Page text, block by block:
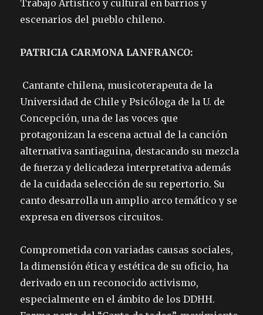
Trabajo Artístico y cultural en barrios y
escenarios del pueblo chileno.
PATRICIA CARMONA LANFRANCO:
Cantante chilena, musicoterapeuta de la
Universidad de Chile y Psicóloga de la U. de
Concepción, una de las voces que
protagonizan la escena actual de la canción
alternativa santiaguina, destacando su mezcla
de fuerza y delicadeza interpretativa además
de la cuidada selección de su repertorio. Su
canto desarrolla un amplio arco temático y se
expresa en diversos circuitos.
Comprometida con variadas causas sociales,
la dimensión ética y estética de su oficio, ha
derivado en un reconocido activismo,
especialmente en el ámbito de los DDHH.